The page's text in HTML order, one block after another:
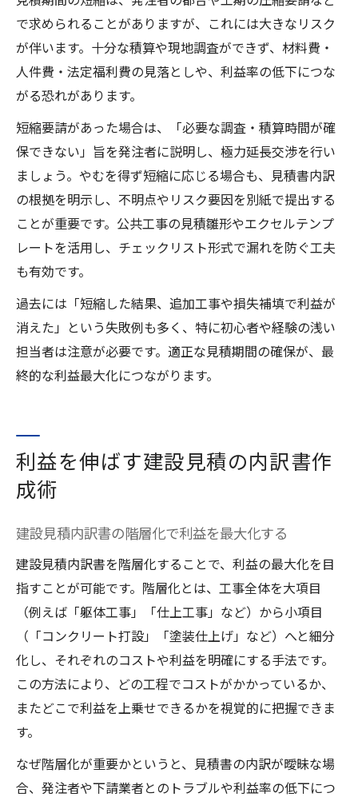
で求められることがありますが、これには大きなリスク
が伴います。十分な積算や現地調査ができず、材料費・
人件費・法定福利費の見落としや、利益率の低下につな
がる恐れがあります。
短縮要請があった場合は、「必要な調査・積算時間が確
保できない」旨を発注者に説明し、極力延長交渉を行い
ましょう。やむを得ず短縮に応じる場合も、見積書内訳
の根拠を明示し、不明点やリスク要因を別紙で提出する
ことが重要です。公共工事の見積雛形やエクセルテンプ
レートを活用し、チェックリスト形式で漏れを防ぐ工夫
も有効です。
過去には「短縮した結果、追加工事や損失補填で利益が
消えた」という失敗例も多く、特に初心者や経験の浅い
担当者は注意が必要です。適正な見積期間の確保が、最
終的な利益最大化につながります。
利益を伸ばす建設見積の内訳書作
成術
建設見積内訳書の階層化で利益を最大化する
建設見積内訳書を階層化することで、利益の最大化を目
指すことが可能です。階層化とは、工事全体を大項目
（例えば「躯体工事」「仕上工事」など）から小項目
（「コンクリート打設」「塗装仕上げ」など）へと細分
化し、それぞれのコストや利益を明確にする手法です。
この方法により、どの工程でコストがかかっているか、
またどこで利益を上乗せできるかを視覚的に把握できま
す。
なぜ階層化が重要かというと、見積書の内訳が曖昧な場
合、発注者や下請業者とのトラブルや利益率の低下につ